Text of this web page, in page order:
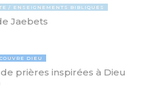
ENSEIGNEMENTS BIBLIQUES
Jaebets
DIEU
prières inspirées à Dieu